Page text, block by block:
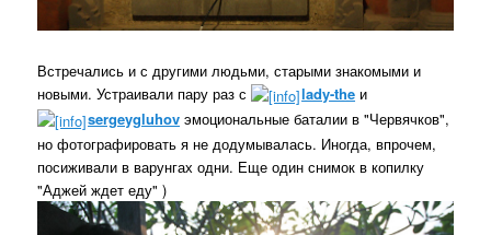
Встречались и с другими людьми, старыми знакомыми и
новыми. Устраивали пару раз с
lady-the и
sergeygluhov эмоциональные баталии в "Червячков",
но фотографировать я не додумывалась. Иногда, впрочем,
посиживали в варунгах одни. Еще один снимок в копилку
"Аджей ждет еду" )